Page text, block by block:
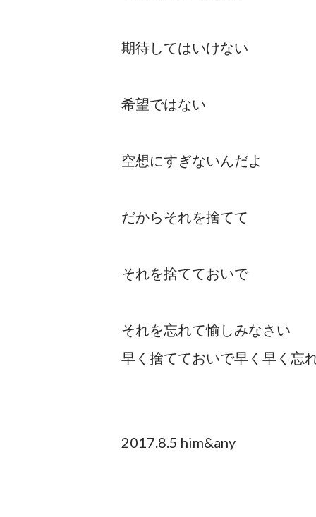
期待してはいけない
希望ではない
空想にすぎないんだよ
だからそれを捨てて
それを捨てておいで
それを忘れて愉しみなさい
早く捨てておいで早く早く忘
2017.8.5 him&any